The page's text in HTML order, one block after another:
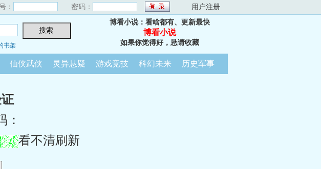
： 密码： 用户注册
书架
博看小说：看啥都有、更新最快
博看小说
如果你觉得好，恳请收藏
仙侠武侠 灵异悬疑 游戏竞技 科幻未来 历史军事
：
看不清刷新